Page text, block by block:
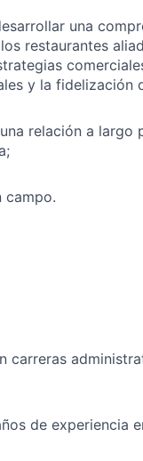
una
restaurantes
y la fidelización
relación a largo
campo.
carreras
de experiencia